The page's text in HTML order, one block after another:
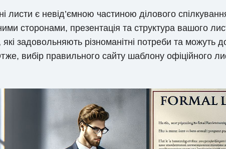
листи є невід’ємною частиною ділового
сторонами, презентація та структура вашого
задовольняють різноманітні потреби та
вибір правильного сайту шаблону офіційного